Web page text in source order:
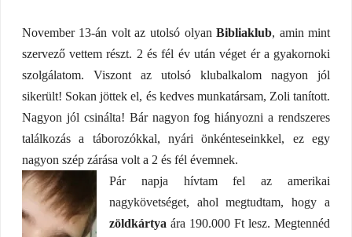
November 13-án volt az utolsó olyanBibliaklub, amin mint
szervező vettem részt. 2 és fél év után véget ér a gyakornoki
szolgálatom. Viszont az utolsó klubalkalom nagyon jól
sikerült! Sokan jöttek el, és kedves munkatársam, Zoli tanított.
Nagyon jól csinálta! Bár nagyon fog hiányozni a rendszeres
találkozás a táborozókkal, nyári önkénteseinkkel, ez egy
nagyon szép zárása volt a 2 és fél évemnek.
Pár napja hívtam fel az amerikai
nagykövetséget, ahol megtudtam, hogy a
zöldkártya ára 190.000 Ft lesz. Megtennéd